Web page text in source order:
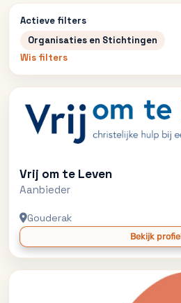
Actieve filters
Organisaties en Stichtingen
Wis filters
Vrij om te Leven
Aanbieder
Gouderak
Bekijk